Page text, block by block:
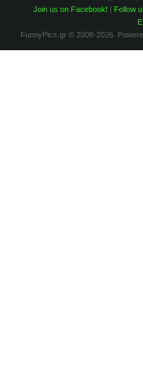
Join us on Facebook! | Follow
FunnyPics.gr © 2008-2026.